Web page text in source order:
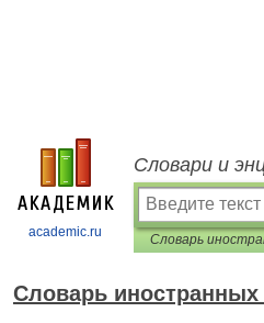
academic.ru
Словари и
Словарь иностранных